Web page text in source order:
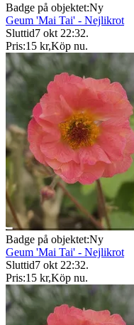
Badge på objektet:Ny
Geum 'Mai Tai' - Nejlikrot
Sluttid7 okt 22:32.
Pris:15 kr,Köp nu.
Badge på objektet:Ny
Geum 'Mai Tai' - Nejlikrot
Sluttid7 okt 22:32.
Pris:15 kr,Köp nu.